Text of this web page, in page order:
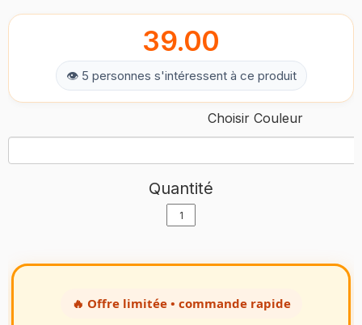
39.00
👁 5 personnes s'intéressent à ce produit
Choisir Couleur
Quantité
🔥 Offre limitée • commande rapide